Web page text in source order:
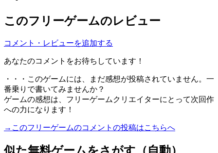
このフリーゲームのレビュー
コメント・レビューを追加する
あなたのコメントをお待ちしています！
・・・このゲームには、まだ感想が投稿されていません。一
番乗りで書いてみませんか？
ゲームの感想は、フリーゲームクリエイターにとって次回作
への力になります！
→このフリーゲームのコメントの投稿はこちらへ
似た無料ゲームをさがす（自動）